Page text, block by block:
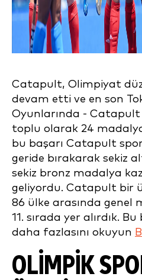
Catapult, Olimpiyat
devam etti ve en son
Oyunlarında - Catapult
toplu olarak 24
bu başarı Catapult
geride bırakarak sekiz
sekiz bronz madalya
geliyordu. Catapult bir
86 ülke arasında genel
11. sırada yer alırdık.
daha fazlasını okuyun
OLIMPIK